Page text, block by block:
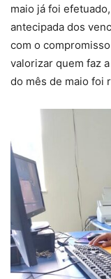
maio já foi
antecipada dos
com o
valorizar quem faz
do mês de maio foi